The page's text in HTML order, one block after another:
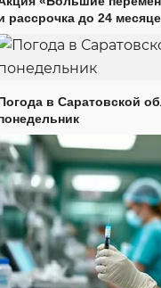
рассрочка до 24
в Саратовской